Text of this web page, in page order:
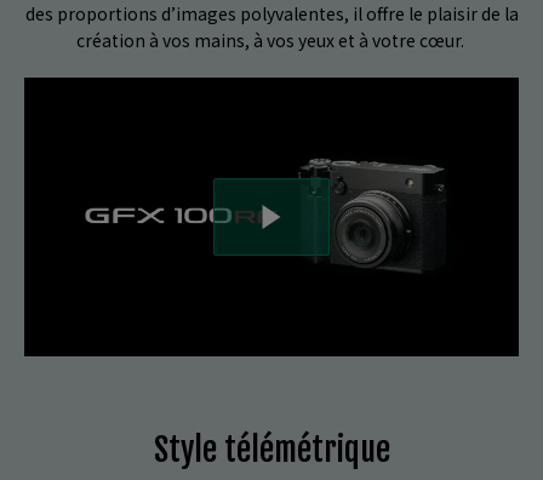
des proportions d’images polyvalentes, il offre le plaisir de la
création à vos mains, à vos yeux et à votre cœur.
Style télémétrique